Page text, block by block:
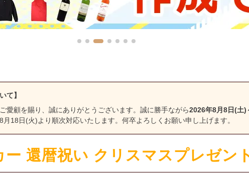
て】
愛顧を賜り、誠にありがとうございます。誠に勝手ながら2026年8月8日(土)
月18日(火)より順次対応いたします。何卒よろしくお願い申し上げます。
ー 還暦祝い クリスマスプレゼン